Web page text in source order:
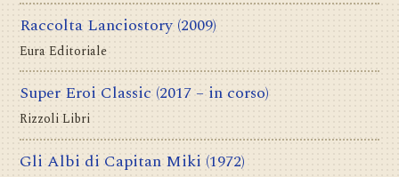
Raccolta Lanciostory (2009)
Eura Editoriale
Super Eroi Classic (2017 – in corso)
Rizzoli Libri
Gli Albi di Capitan Miki (1972)